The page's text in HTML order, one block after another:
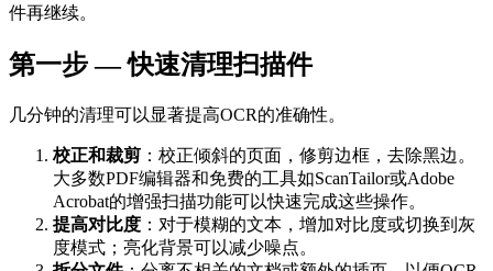
件再继续。
第一步 — 快速清理扫描件
几分钟的清理可以显著提高OCR的准确性。
校正和裁剪 ：校正倾斜的页面，修剪边框，去除黑边。
大多数PDF编辑器和免费的工具如ScanTailor或Adobe
Acrobat的增强扫描功能可以快速完成这些操作。
提高对比度 ：对于模糊的文本，增加对比度或切换到灰
度模式；亮化背景可以减少噪点。